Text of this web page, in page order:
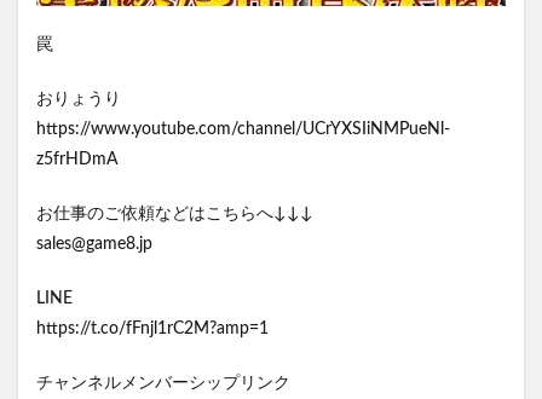
罠
おりょうり
https://www.youtube.com/channel/UCrYXSIiNMPueNl-
z5frHDmA
お仕事のご依頼などはこちらへ↓↓↓
sales@game8.jp
LINE
https://t.co/fFnjl1rC2M?amp=1
チャンネルメンバーシップリンク